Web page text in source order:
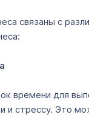
связаны с
времени для
и стрессу. Это